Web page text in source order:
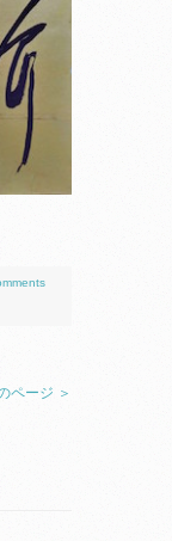
ページ ＞